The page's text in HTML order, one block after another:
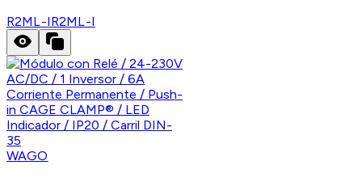
R2ML-IR2ML-I
WAGO